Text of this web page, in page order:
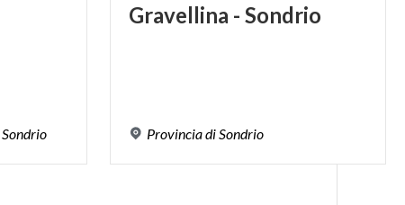
Sondrio
Gravellina - Sondrio
ProvinciadiSondrio